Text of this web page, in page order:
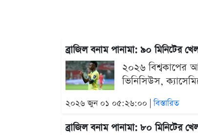
ব্রাজিল বনাম পানামা: ৯০ মিনিটের
২০২৬ বিশ্বকাপের
ভিনিসিউস,
২০২৬ জুন ০১ ০৫:২৬:০০ |বিস্তারিত
ব্রাজিল বনাম পানামা: ৮০ মিনিটের